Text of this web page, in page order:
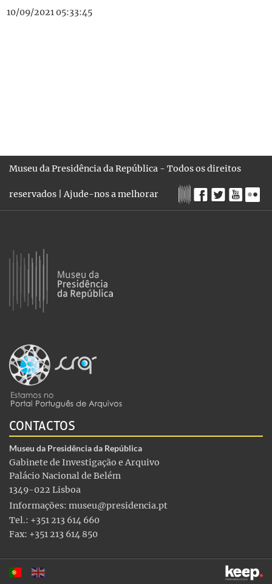
10/09/2021 05:33:45
Museu da Presidência da República - Todos os direitos
reservados |Ajude-nos a melhorar
CONTACTOS
Museu da Presidência da República
Gabinete de Investigação e Arquivo
Palácio Nacional de Belém
1349-022 Lisboa
Informações: museu@presidencia.pt
Tel.: +351 213 614 660
Fax: +351 213 614 850